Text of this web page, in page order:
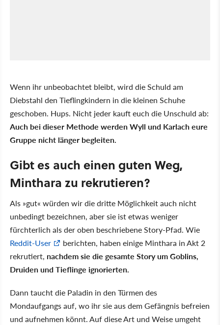
Wenn ihr unbeobachtet bleibt, wird die Schuld am
Diebstahl den Tieflingkindern in die kleinen Schuhe
geschoben. Hups. Nicht jeder kauft euch die Unschuld ab:
Auch bei dieser Methode werden Wyll und Karlach eure
Gruppe nicht länger begleiten.
Gibt es auch einen guten Weg,
Minthara zu rekrutieren?
Als »gut« würden wir die dritte Möglichkeit auch nicht
unbedingt bezeichnen, aber sie ist etwas weniger
fürchterlich als der oben beschriebene Story-Pfad. Wie
Reddit-User
berichten, haben einige Minthara in Akt 2
rekrutiert, nachdem sie die gesamte Story um Goblins,
Druiden und Tieflinge ignorierten.
Dann taucht die Paladin in den Türmen des
Mondaufgangs auf, wo ihr sie aus dem Gefängnis befreien
und aufnehmen könnt. Auf diese Art und Weise umgeht